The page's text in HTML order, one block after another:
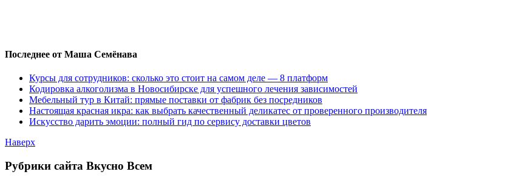
Последнее от Маша Семёнава
Курсы для сотрудников: сколько это стоит на самом деле — 8 платформ
Кодировка алкоголизма в Новосибирске для успешного лечения зависимостей
Мебельный тур в Китай: прямые поставки от фабрик без посредников
Настоящая красная икра: как выбрать качественный деликатес от проверенного производителя
Искусство дарить эмоции: полный гид по сервису доставки цветов
Наверх
Рубрики сайта Вкусно Всем